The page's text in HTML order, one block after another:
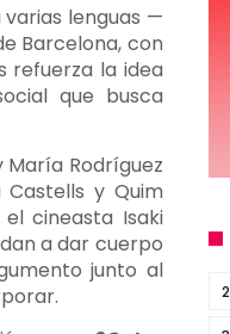
lenguas —
Barcelona, con
refuerza la idea
que busca
Rodríguez
Castells y Quim
cineasta Isaki
a dar cuerpo
junto al